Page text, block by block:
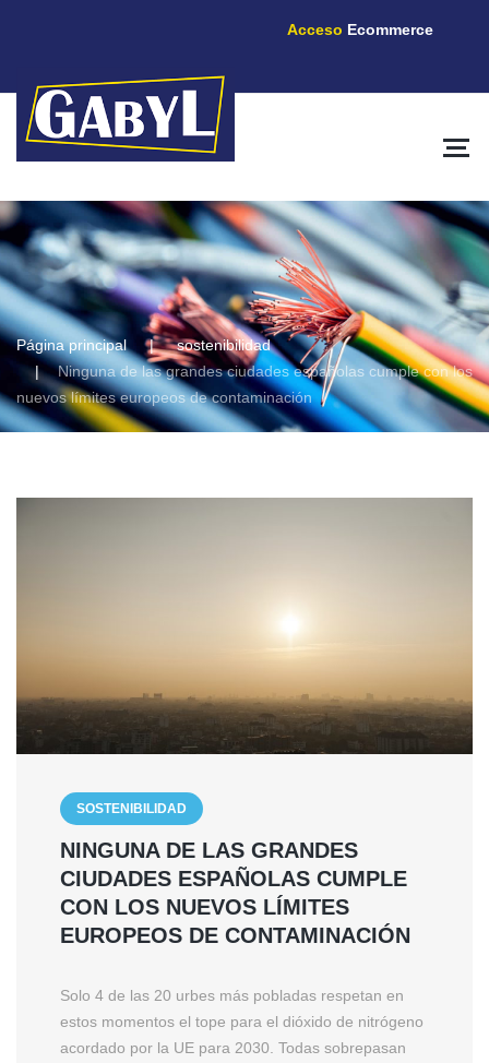
Página principal
sostenibilidad
Ninguna de las grandes ciudades españolas cumple con los
nuevos límites europeos de contaminación
SOSTENIBILIDAD
NINGUNA DE LAS GRANDES
CIUDADES ESPAÑOLAS CUMPLE
CON LOS NUEVOS LÍMITES
EUROPEOS DE CONTAMINACIÓN
Solo 4 de las 20 urbes más pobladas respetan en
estos momentos el tope para el dióxido de nitrógeno
acordado por la UE para 2030. Todas sobrepasan
Acceso Ecommerce